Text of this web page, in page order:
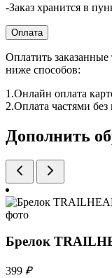
-Заказ хранится в
Оплата
Оплатить
ниже способов:
1.Онлайн оплата
2.Оплата частями без
Дополнить
Брелок
399 ₽